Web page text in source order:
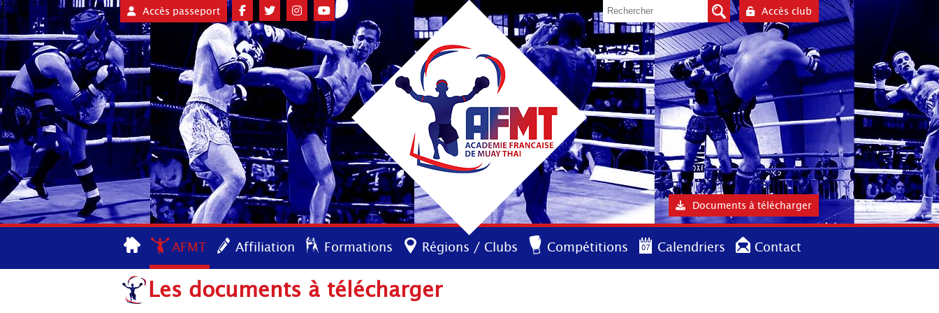
Accès passeport Accès club
Documents à télécharger
AFMT Affiliation Formations Régions / Clubs Compétitions Calendriers Contact
Les documents à télécharger